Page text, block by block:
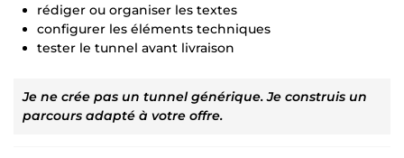
rédiger ou organiser les textes
configurer les éléments techniques
tester le tunnel avant livraison
Je ne crée pas un tunnel générique. Je construis un
parcours adapté à votre offre.